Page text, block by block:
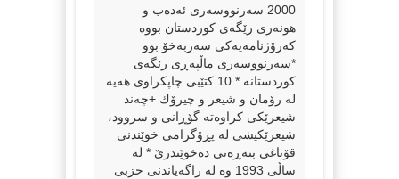
2000 سەرنووسەری ئەدەب و
هونەری رێگەی كوردستان بووە
كەرۆژنامەیەكی سەربەخۆ بوو
*سەرنووسەری ماڵپەڕی رێگەی
كوردستانە * 10 كتێبی چاپكراوی هەیە
لە رۆمان و شیعر و چیرۆك +چەند
شیعرێکی کراوەتە گۆڕانی و سروود،
شیعرێکیشی لە پڕۆگرامی خوێندنی
قۆناغی بنەڕەتی دەخوێندرێ * لە
ساڵی 1993 وە لە راگەیاندنی حزبی